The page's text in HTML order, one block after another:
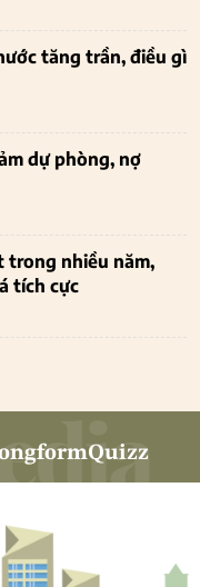
tăng trần, điều gì
dự phòng, nợ
trong nhiều năm,
tích cực
Quizz